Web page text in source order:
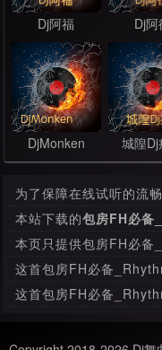
Dj阿福 Dj阿
DjMonken 城隍Dj
为了保障在线试听的流
备_Rhythm Is A
是经过压缩处理，其音
差别。
本站下载的包房FH必
件，绝无压缩，本首下
证清脆高清晰。
本页只提供包房FH必
MP3舞曲，请 进入下载
这首包房FH必备
这首包房FH必备
日，收录于精品收藏栏